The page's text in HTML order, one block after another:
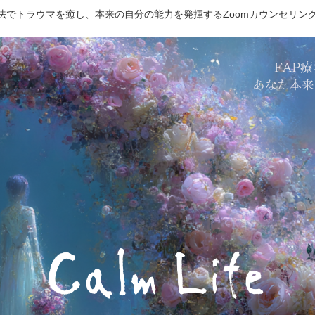
でトラウマを癒し、本来の自分の能力を発揮するZoomカウンセリン